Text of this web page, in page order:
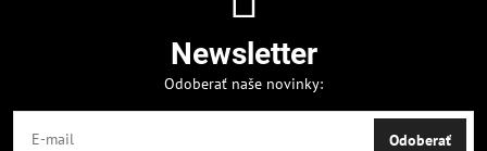
Newsletter
Odoberať naše novinky:
Odoberať